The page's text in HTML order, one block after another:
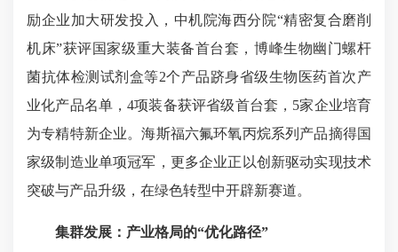
励企业加大研发投入，中机院海西分院“精密复合磨削
机床”获评国家级重大装备首台套，博峰生物幽门螺杆
菌抗体检测试剂盒等2个产品跻身省级生物医药首次产
业化产品名单，4项装备获评省级首台套，5家企业培育
为专精特新企业。海斯福六氟环氧丙烷系列产品摘得国
家级制造业单项冠军，更多企业正以创新驱动实现技术
突破与产品升级，在绿色转型中开辟新赛道。
集群发展：产业格局的“优化路径”